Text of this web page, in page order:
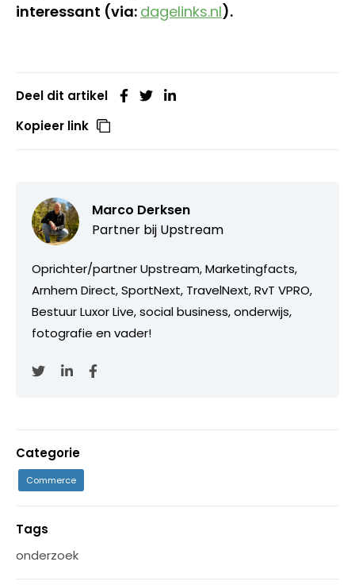
interessant (via: dagelinks.nl).
Deel dit artikel
Kopieer link
Marco Derksen
Partner bij Upstream
Oprichter/partner Upstream, Marketingfacts,
Arnhem Direct, SportNext, TravelNext, RvT VPRO,
Bestuur Luxor Live, social business, onderwijs,
fotografie en vader!
Categorie
Commerce
Tags
onderzoek